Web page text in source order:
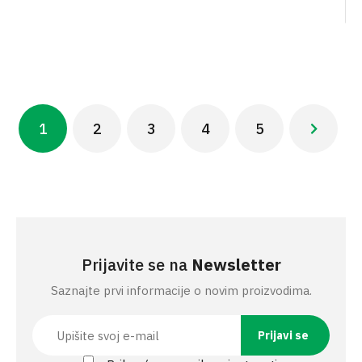
Pagination
Current
page
1 Page
2 Page
3 Page
4 Page
5
Next
Next ›
Prijavite se na Newsletter
Saznajte prvi informacije o novim proizvodima.